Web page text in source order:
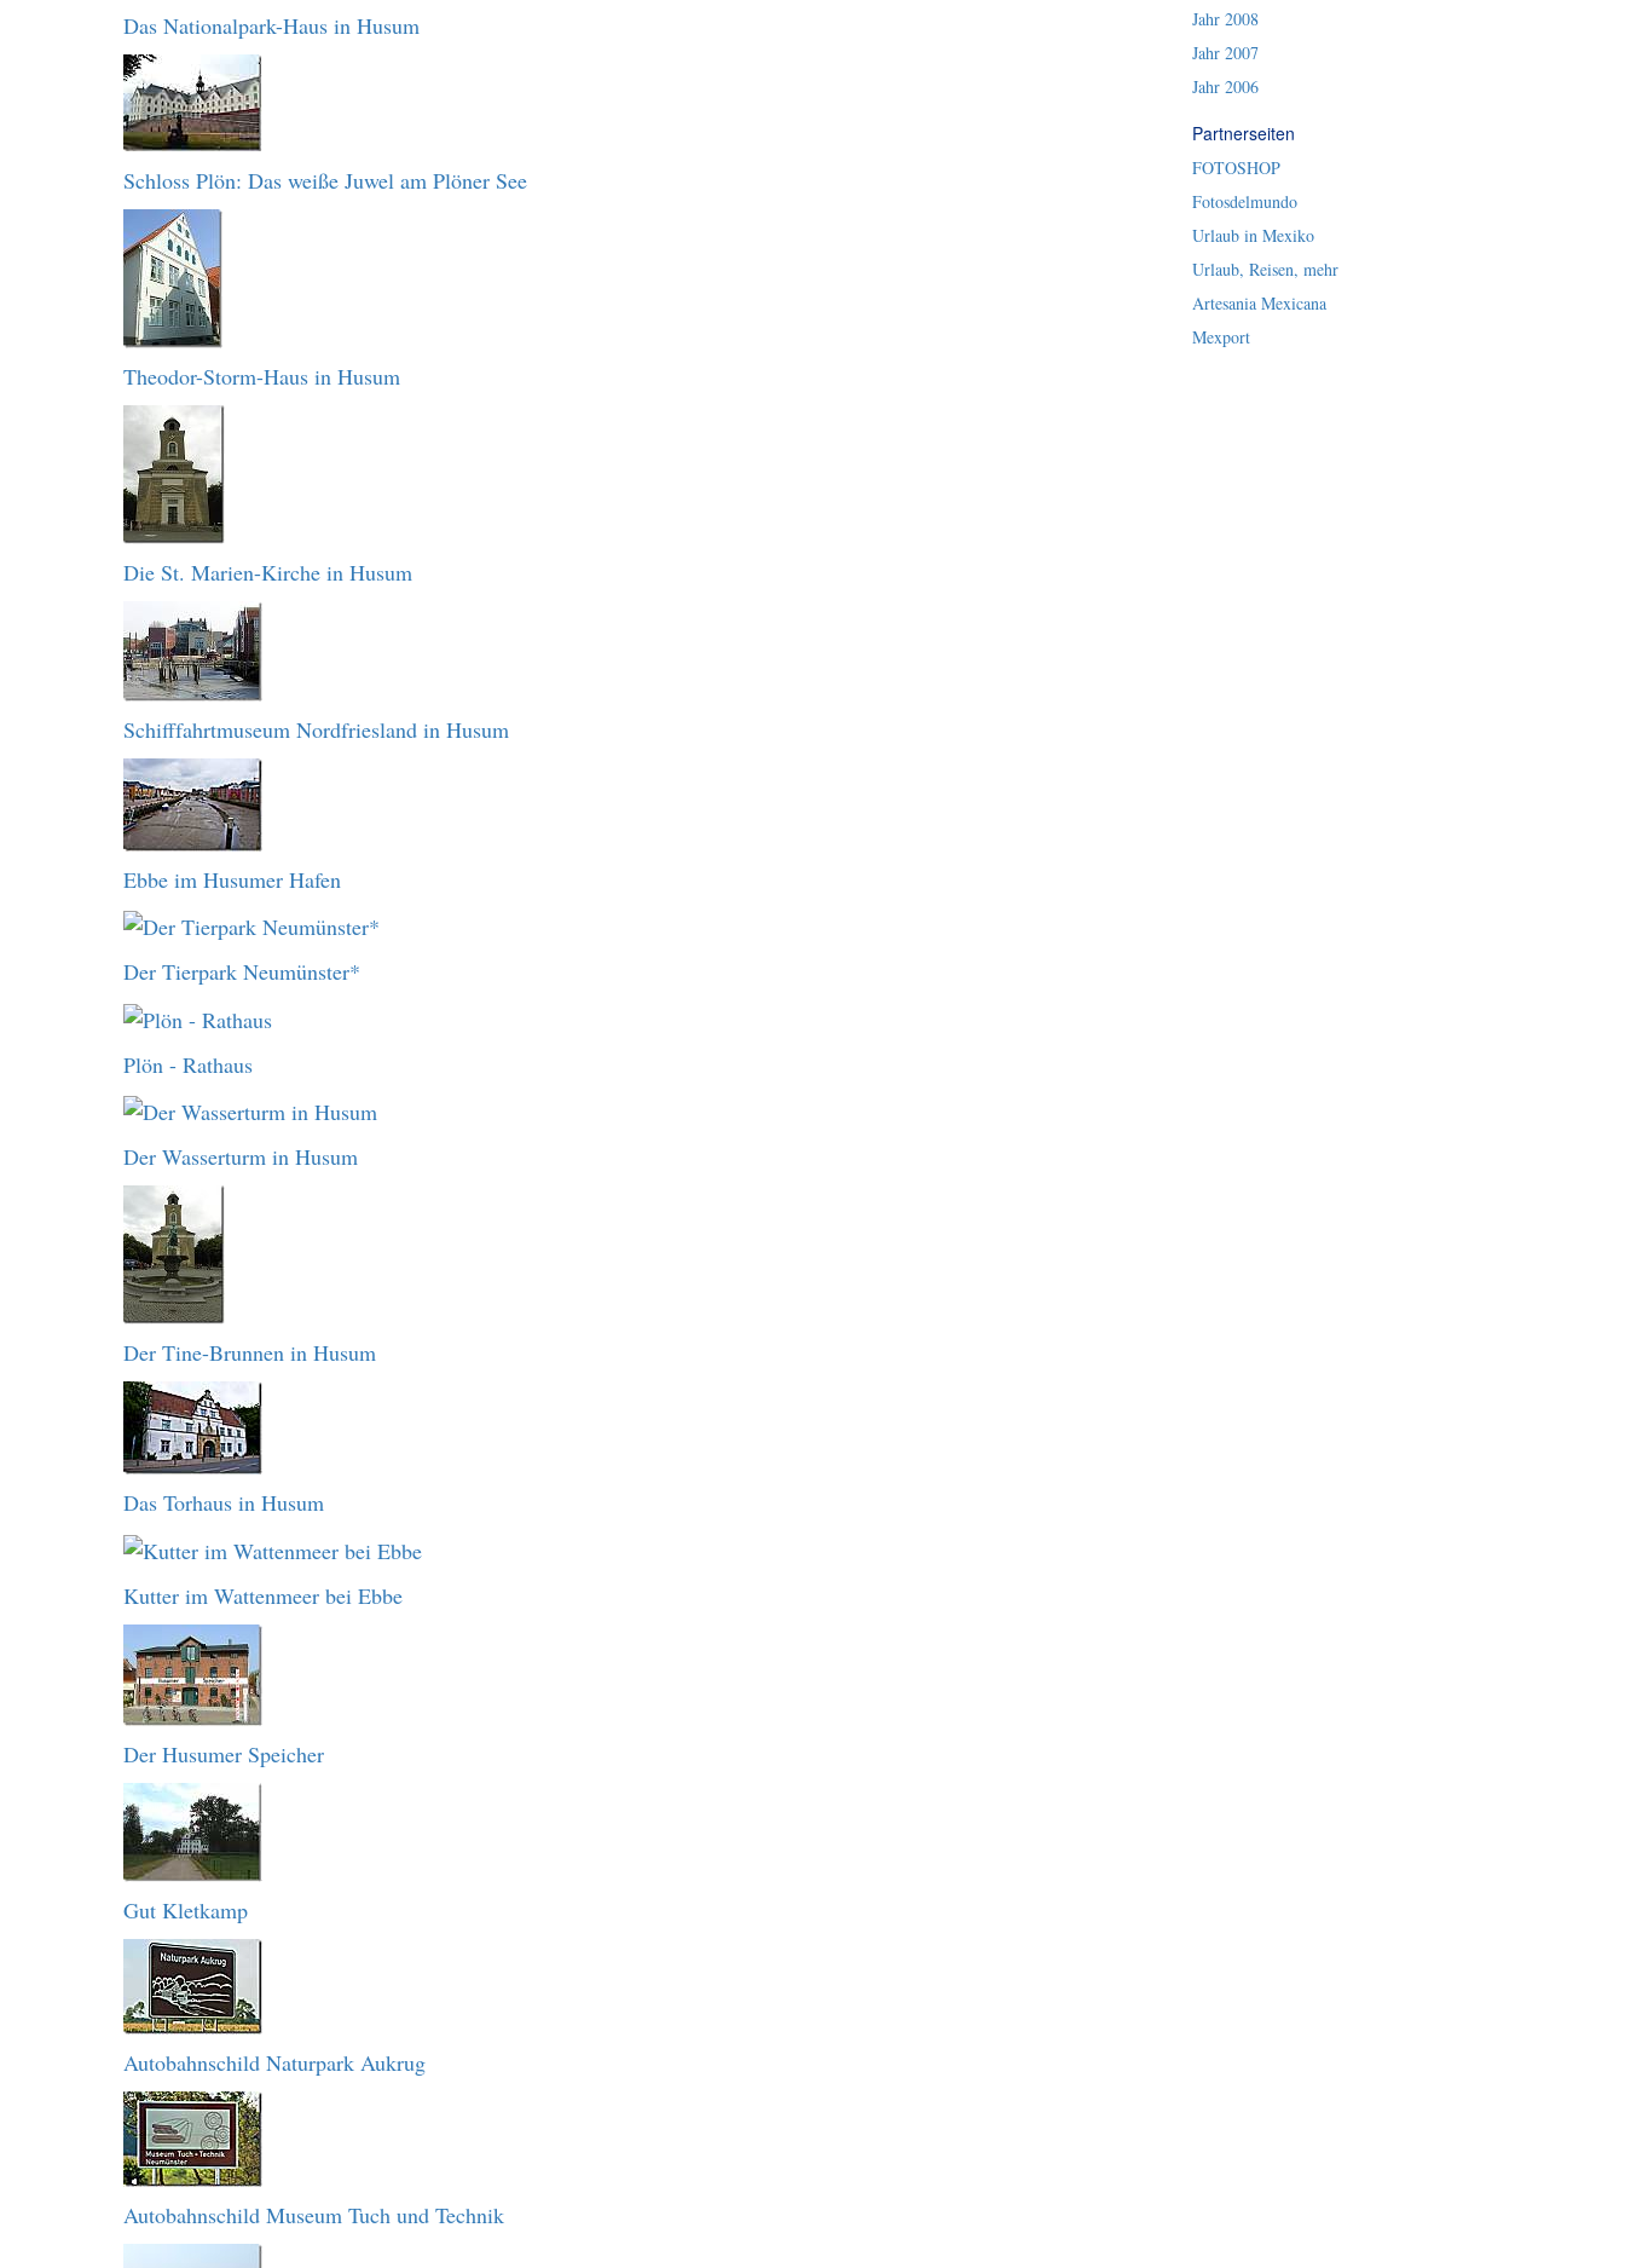
Das Nationalpark-Haus in Husum
Schloss Plön: Das weiße Juwel am Plöner See
Theodor-Storm-Haus in Husum
Die St. Marien-Kirche in Husum
Schifffahrtmuseum Nordfriesland in Husum
Ebbe im Husumer Hafen
Der Tierpark Neumünster*
Plön - Rathaus
Der Wasserturm in Husum
Der Tine-Brunnen in Husum
Das Torhaus in Husum
Kutter im Wattenmeer bei Ebbe
Der Husumer Speicher
Gut Kletkamp
Autobahnschild Naturpark Aukrug
Autobahnschild Museum Tuch und Technik
Jahr 2008
Jahr 2007
Jahr 2006
Partnerseiten
FOTOSHOP
Fotosdelmundo
Urlaub in Mexiko
Urlaub, Reisen, mehr
Artesania Mexicana
Mexport